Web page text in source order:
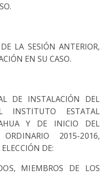
LA SESIÓN ANTERIOR,
EN SU CASO.
DE INSTALACIÓN DEL
INSTITUTO ESTATAL
Y DE INICIO DEL
ORDINARIO 2015-2016,
ELECCIÓN DE:
MIEMBROS DE LOS